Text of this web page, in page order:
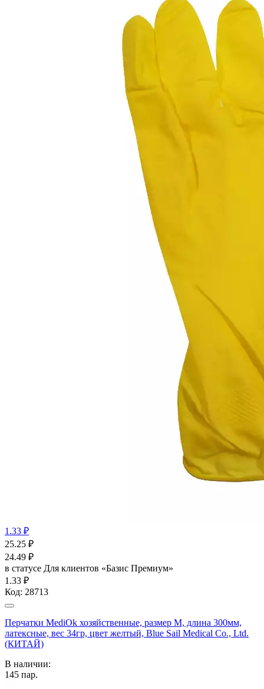
1.33 ₽
25.25 ₽
24.49 ₽
в статусе Для клиентов «Базис Премиум»
1.33 ₽
Код: 28713
Перчатки MediOk хозяйственные, размер M, длина 300мм,
латексные, вес 34гр, цвет желтый, Blue Sail Medical Co., Ltd.
(КИТАЙ)
В наличии:
145 пар.